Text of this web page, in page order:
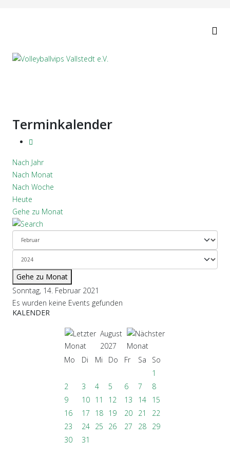
Terminkalender
Nach Jahr
Nach Monat
Nach Woche
Heute
Gehe zu Monat
Gehe zu Monat
Sonntag, 14. Februar 2021
Es wurden keine Events gefunden
KALENDER
August
2027
Mo
Di Mi Do Fr Sa
So
1
2
3 4 5 6 7
8
9
10 11 12 13 14
15
16
17 18 19 20 21
22
23
24 25 26 27 28
29
30
31